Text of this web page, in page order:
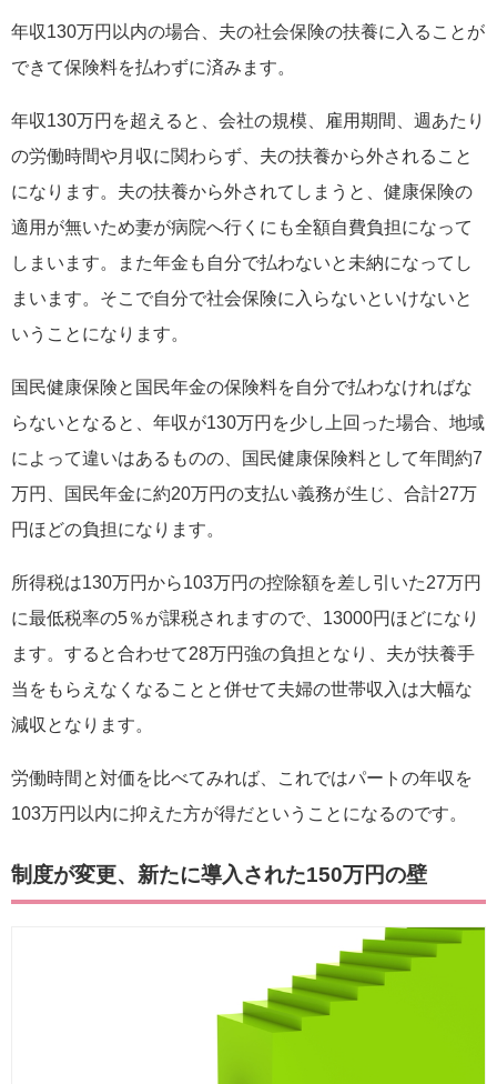
年収130万円以内の場合、夫の社会保険の扶養に入ることが
できて保険料を払わずに済みます。
年収130万円を超えると、会社の規模、雇用期間、週あたり
の労働時間や月収に関わらず、夫の扶養から外されること
になります。夫の扶養から外されてしまうと、健康保険の
適用が無いため妻が病院へ行くにも全額自費負担になって
しまいます。また年金も自分で払わないと未納になってし
まいます。そこで自分で社会保険に入らないといけないと
いうことになります。
国民健康保険と国民年金の保険料を自分で払わなければな
らないとなると、年収が130万円を少し上回った場合、地域
によって違いはあるものの、国民健康保険料として年間約7
万円、国民年金に約20万円の支払い義務が生じ、合計27万
円ほどの負担になります。
所得税は130万円から103万円の控除額を差し引いた27万円
に最低税率の5％が課税されますので、13000円ほどになり
ます。すると合わせて28万円強の負担となり、夫が扶養手
当をもらえなくなることと併せて夫婦の世帯収入は大幅な
減収となります。
労働時間と対価を比べてみれば、これではパートの年収を
103万円以内に抑えた方が得だということになるのです。
制度が変更、新たに導入された150万円の壁